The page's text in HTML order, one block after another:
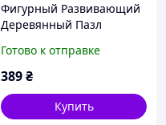
Фигурный Развивающий
Деревянный Пазл
148 Деталей || AlexToys
Готово к отправке
389₴
Купить